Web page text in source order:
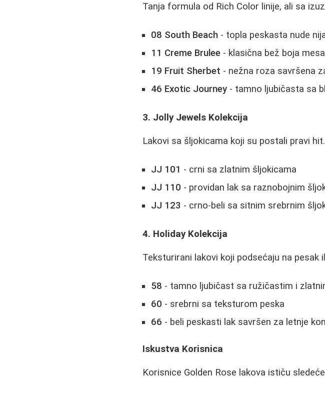
Tanja formula od Rich Color linije, ali sa
08 South Beach - topla peskasta nude
11 Creme Brulee - klasična bež boja mesa
19 Fruit Sherbet - nežna roza savršena
46 Exotic Journey - tamno ljubičasta sa
3. Jolly Jewels Kolekcija
Lakovi sa šljokicama koji su postali pravi
JJ 101 - crni sa zlatnim šljokicama
JJ 110 - providan lak sa raznobojnim
JJ 123 - crno-beli sa sitnim srebrnim
4. Holiday Kolekcija
Teksturirani lakovi koji podsećaju na pesak
58 - tamno ljubičast sa ružičastim i
60 - srebrni sa teksturom peska
66 - beli peskasti lak savršen za letnje
Iskustva Korisnica
Korisnice Golden Rose lakova ističu